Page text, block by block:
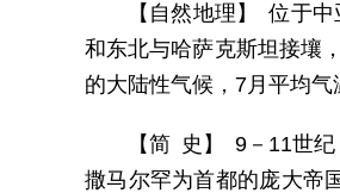
【自然地理】 位于
和东北与哈萨克斯坦接壤
的大陆性气候，7月平均
【简 史】 9－11世
撒马尔罕为首都的庞大帝